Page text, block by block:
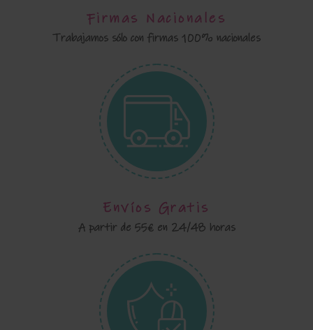
Firmas Nacionales
Trabajamos sólo con firmas 100% nacionales
Envíos Gratis
A partir de 55€ en 24/48 horas